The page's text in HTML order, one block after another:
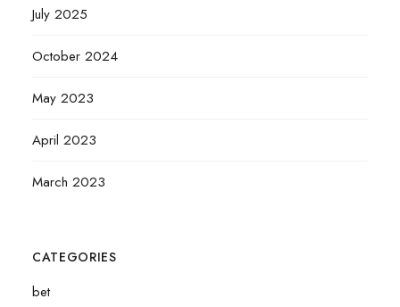
July 2025
October 2024
May 2023
April 2023
March 2023
CATEGORIES
bet